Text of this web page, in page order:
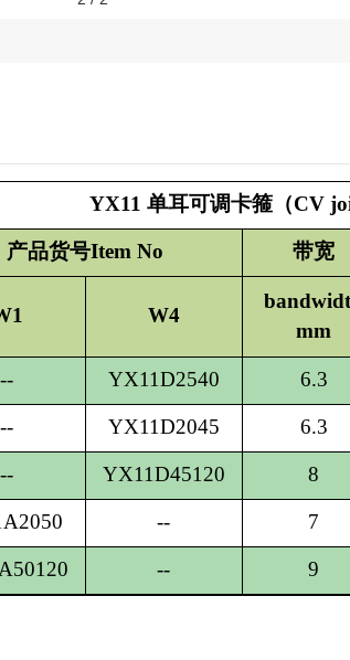
YX11 单耳可调卡箍（CV
产品货号Item No 带宽
W4
mm
-- YX11D2540 6.3
-- YX11D2045 6.3
-- YX11D45120 8
-- 7
-- 9